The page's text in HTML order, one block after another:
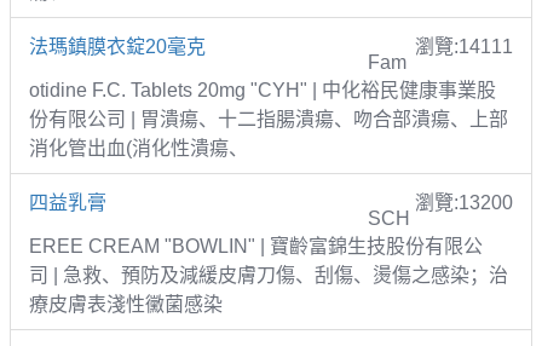
法瑪鎮膜衣錠20毫克 瀏覽:14111
Fam
otidine F.C. Tablets 20mg "CYH" | 中化裕民健康事業股
份有限公司 | 胃潰瘍、十二指腸潰瘍、吻合部潰瘍、上部
消化管出血(消化性潰瘍、
四益乳膏 瀏覽:13200
SCH
EREE CREAM "BOWLIN" | 寶齡富錦生技股份有限公
司 | 急救、預防及減緩皮膚刀傷、刮傷、燙傷之感染；治
療皮膚表淺性黴菌感染